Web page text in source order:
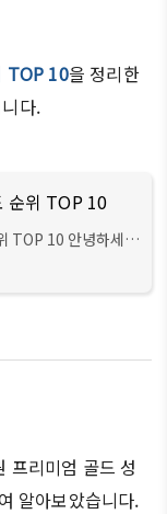
TOP 10을 정리한
다.
순위 TOP 10
TOP 10 안녕하세요
간에는 알아두면 도
, 성인 남녀 두 분이
프리미엄 골드 성
알아보았습니다.